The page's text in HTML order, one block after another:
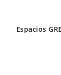
Espacios